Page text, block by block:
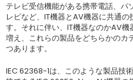
テレビ受信機能がある携帯電話、パ
レビなど、IT機器とAV機器に共通
す。それに伴い、IT機器なのかAV
増え、これらの製品をどちらかのカ
つあります。
IEC 62368-1は、このような製品技